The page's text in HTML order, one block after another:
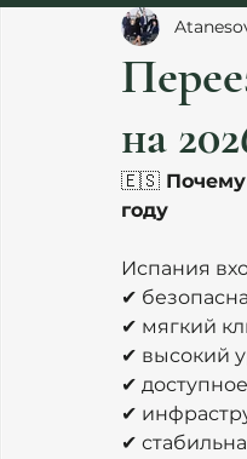
Бизнес
на
🇪🇸
году
Испания
✔
✔ мягкий
✔ высокий
✔
✔
✔